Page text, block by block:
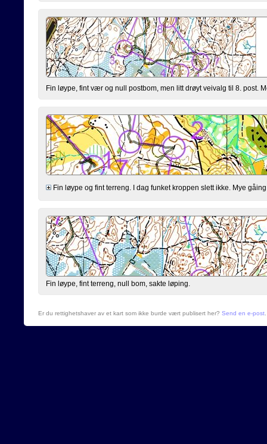
Fin løype, fint vær og null postbom, men litt drøyt veivalg til 8. post.
Fin løype og fint terreng. I dag funket kroppen slett ikke. Mye
Fin løype, fint terreng, null bom, sakte løping.
Er du rettighetshaver av et kart som ikke burde vært publisert her? Send en e-post